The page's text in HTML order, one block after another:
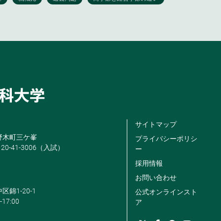
木町三ケ峯
41-3006（入試）
錦1-20-1
17:00
サイトマップ
プライバシーポリシ
ー
採用情報
お問い合わせ
公式オンラインスト
ア